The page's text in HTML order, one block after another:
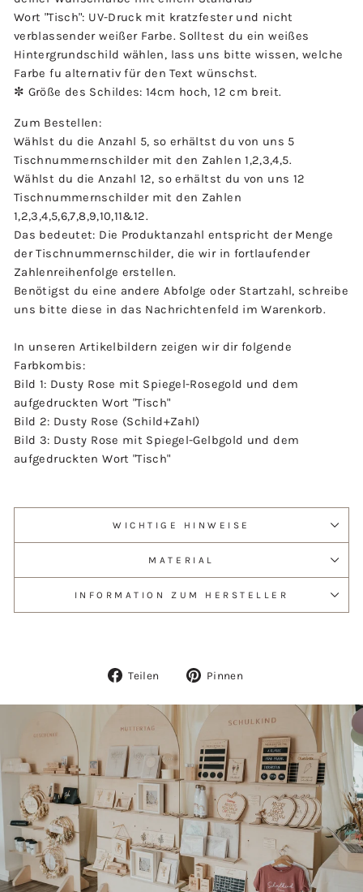
Wort "Tisch": UV-Druck mit kratzfester und nicht
verblassender weißer Farbe. Solltest du ein weißes
Hintergrundschild wählen, lass uns bitte wissen, welche
Farbe fu alternativ für den Text wünschst.
✼ Größe des Schildes: 14cm hoch, 12 cm breit.
Zum Bestellen:
Wählst du die Anzahl 5, so erhältst du von uns 5
Tischnummernschilder mit den Zahlen 1,2,3,4,5.
Wählst du die Anzahl 12, so erhältst du von uns 12
Tischnummernschilder mit den Zahlen
1,2,3,4,5,6,7,8,9,10,11&12.
Das bedeutet: Die Produktanzahl entspricht der Menge
der Tischnummernschilder, die wir in fortlaufender
Zahlenreihenfolge erstellen.
Benötigst du eine andere Abfolge oder Startzahl, schreibe
uns bitte diese in das Nachrichtenfeld im Warenkorb.
In unseren Artikelbildern zeigen wir dir folgende
Farbkombis:
Bild 1: Dusty Rose mit Spiegel-Rosegold und dem
aufgedruckten Wort "Tisch"
Bild 2: Dusty Rose (Schild+Zahl)
Bild 3: Dusty Rose mit Spiegel-Gelbgold und dem
aufgedruckten Wort "Tisch"
WICHTIGE HINWEISE
MATERIAL
INFORMATION ZUM HERSTELLER
Teilen
Auf
Pinnen